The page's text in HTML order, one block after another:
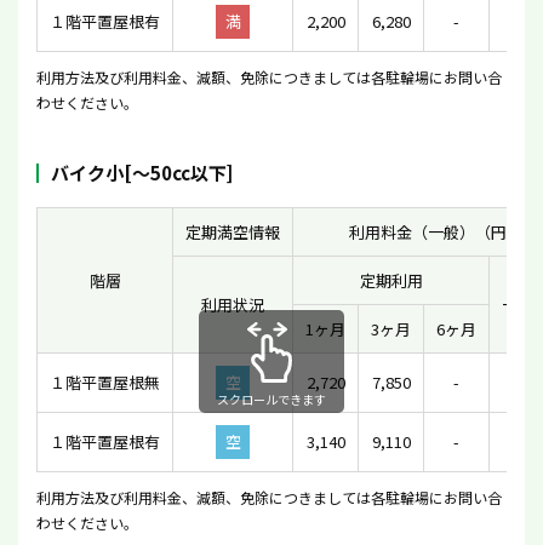
１階平置屋根有 満 2,200 6,280 -
利用方法及び利用料金、減額、免除につきましては各駐輪場にお問い合
わせください。
バイク小[〜50cc以下]
階層
定期満空情報 利用料金（一般）（円）
利用状況
定期利用
一時
1ヶ月
3ヶ月 6ヶ月
１階平置屋根無 空 2,720 7,850 -
１階平置屋根有 空 3,140 9,110 -
スクロールできます
利用方法及び利用料金、減額、免除につきましては各駐輪場にお問い合
わせください。